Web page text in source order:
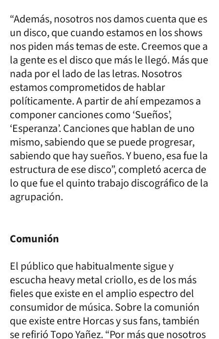
“Además, nosotros nos damos cuenta que es
un disco, que cuando estamos en los shows
nos piden más temas de este. Creemos que a
la gente es el disco que más le llegó. Más que
nada por el lado de las letras. Nosotros
estamos comprometidos de hablar
políticamente. A partir de ahí empezamos a
componer canciones como ‘Sueños’,
‘Esperanza’. Canciones que hablan de uno
mismo, sabiendo que se puede progresar,
sabiendo que hay sueños. Y bueno, esa fue la
estructura de ese disco”, completó acerca de
lo que fue el quinto trabajo discográfico de la
agrupación.
Comunión
El público que habitualmente sigue y
escucha heavy metal criollo, es de los más
fieles que existe en el amplio espectro del
consumidor de música. Sobre la comunión
que existe entre Horcas y sus fans, también
se refirió Topo Yañez. “Por más que nosotros